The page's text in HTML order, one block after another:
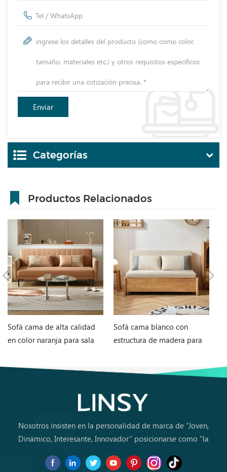
Categorías
Productos Relacionados
Sofá cama de alta calidad
en color naranja para sala
Sofá cama blanco con
estructura de madera para
Nosotros insisten en la personalidad de marca de “Joven,
Dinámico, Interesante, Innovador” posicionarse como "la
por primera vez.